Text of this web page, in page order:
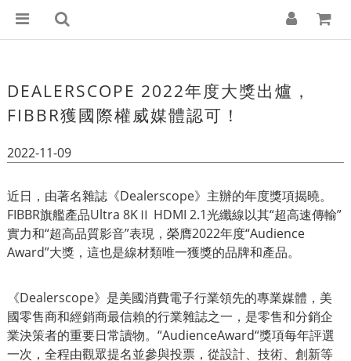
DEALERSCOPE 2022年度大獎出爐，
FIBBR獲國際權威媒體認可！
2022-11-09
近日，由著名雜誌《Dealerscope》主辦的年度獎項揭曉。
FIBBR旗艦產品Ultra 8KⅡ HDMI 2.1光纖線以其“超高速傳輸”
實力和“超高品質影音”表現，榮膺2022年度“Audience
Award”大獎，這也是線材類唯一獲獎的品牌和產品。
《Dealerscope》是美國消費電子行業領先的專業媒體，美
國零售商和經銷商最信賴的行業雜誌之一，是零售和分銷企
業決策者的重要日常讀物。“AudienceAward“獎項每年評選
一次，全程由觀眾提名並參與投票，從設計、技術、創新等